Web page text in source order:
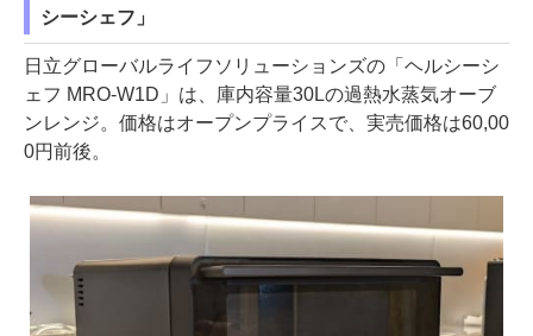
シーシェフ」
日立グローバルライフソリューションズの「ヘルシーシ
ェフ MRO-W1D」は、庫内容量30Lの過熱水蒸気オーブ
ンレンジ。価格はオープンプライスで、実売価格は60,00
0円前後。